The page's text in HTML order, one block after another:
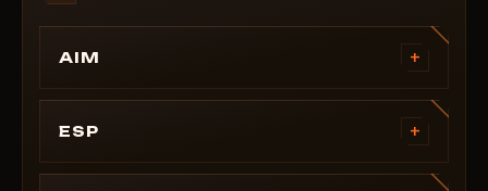
AIM +
Zielen aktivieren
Sichtbares Kontrollkästchen
ESP +
Box